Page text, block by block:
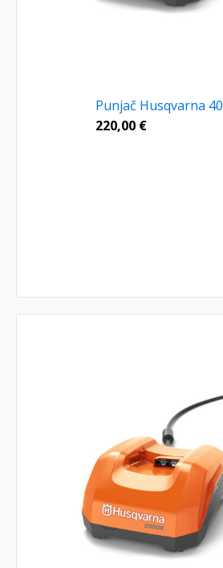
Punjač Husqvarna
220,00 €